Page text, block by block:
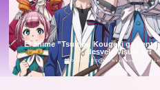
El anime ”Tsuujou Kougeki ga
desvela Visual Art
October 29, 2020 PorIsaac León 5 min de